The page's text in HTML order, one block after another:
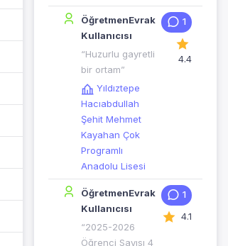
ÖğretmenEvrak
Kullanıcısı
“Huzurlu gayretli
bir ortam”
Yıldıztepe
Hacıabdullah
Şehit Mehmet
Kayahan Çok
Programlı
Anadolu Lisesi
1
4.4
ÖğretmenEvrak
Kullanıcısı
“2025-2026
Öğrenci Sayısı 4
1
4.1